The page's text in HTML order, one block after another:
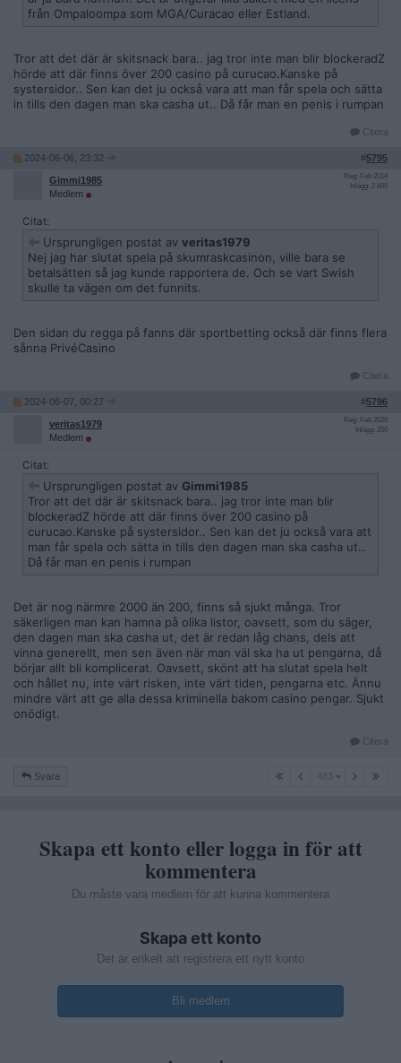
från Ompaloompa som MGA/Curacao eller Estland.
Tror att det där är skitsnack bara.. jag tror inte man blir blockeradZ
hörde att där finns över 200 casino på curucao.Kanske på
systersidor.. Sen kan det ju också vara att man får spela och sätta
in tills den dagen man ska casha ut.. Då får man en penis i rumpan
Citera
2024-06-06, 23:32 #5795
Gimmi1985
Medlem
Reg: Feb 2014
Inlägg: 2 605
Citat:
Ursprungligen postat av veritas1979
Nej jag har slutat spela på skumraskcasinon, ville bara se
betalsätten så jag kunde rapportera de. Och se vart Swish
skulle ta vägen om det funnits.
Den sidan du regga på fanns där sportbetting också där finns flera
sånna PrivéCasino
Citera
2024-06-07, 00:27 #5796
veritas1979
Medlem
Reg: Feb 2020
Inlägg: 250
Citat:
Ursprungligen postat av Gimmi1985
Tror att det där är skitsnack bara.. jag tror inte man blir
blockeradZ hörde att där finns över 200 casino på
curucao.Kanske på systersidor.. Sen kan det ju också vara att
man får spela och sätta in tills den dagen man ska casha ut..
Då får man en penis i rumpan
Det är nog närmre 2000 än 200, finns så sjukt många. Tror
säkerligen man kan hamna på olika listor, oavsett, som du säger,
den dagen man ska casha ut, det är redan låg chans, dels att
vinna generellt, men sen även när man väl ska ha ut pengarna, då
börjar allt bli komplicerat. Oavsett, skönt att ha slutat spela helt
och hållet nu, inte värt risken, inte värt tiden, pengarna etc. Ännu
mindre värt att ge alla dessa kriminella bakom casino pengar. Sjukt
onödigt.
Citera
Svara 483 483
Skapa ett konto eller logga in för att
kommentera
Du måste vara medlem för att kunna kommentera
Skapa ett konto
Det är enkelt att registrera ett nytt konto
Bli medlem